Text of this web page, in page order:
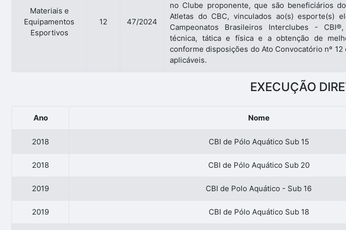
Materiais e
Equipamentos
Esportivos
12 47/2024
no Clube proponente, que são beneficiários
Atletas do CBC, vinculados ao(s) esporte(s)
Campeonatos Brasileiros Interclubes -
técnica, tática e física e a obtenção de
conforme disposições do Ato Convocatório nº
aplicáveis.
EXECUÇÃO
Ano Nome
2018 CBI de Pólo Aquático Sub 15
2018 CBI de Pólo Aquático Sub 20
2019 CBI de Polo Aquático - Sub 16
2019 CBI de Pólo Aquático Sub 18